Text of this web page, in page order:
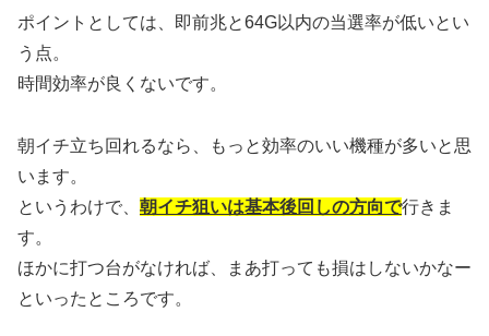
ポイントとしては、即前兆と64G以内の当選率が低いとい
う点。
時間効率が良くないです。
朝イチ立ち回れるなら、もっと効率のいい機種が多いと思
います。
というわけで、 朝イチ狙いは基本後回しの方向で行きま
す。
ほかに打つ台がなければ、まあ打っても損はしないかなー
といったところです。